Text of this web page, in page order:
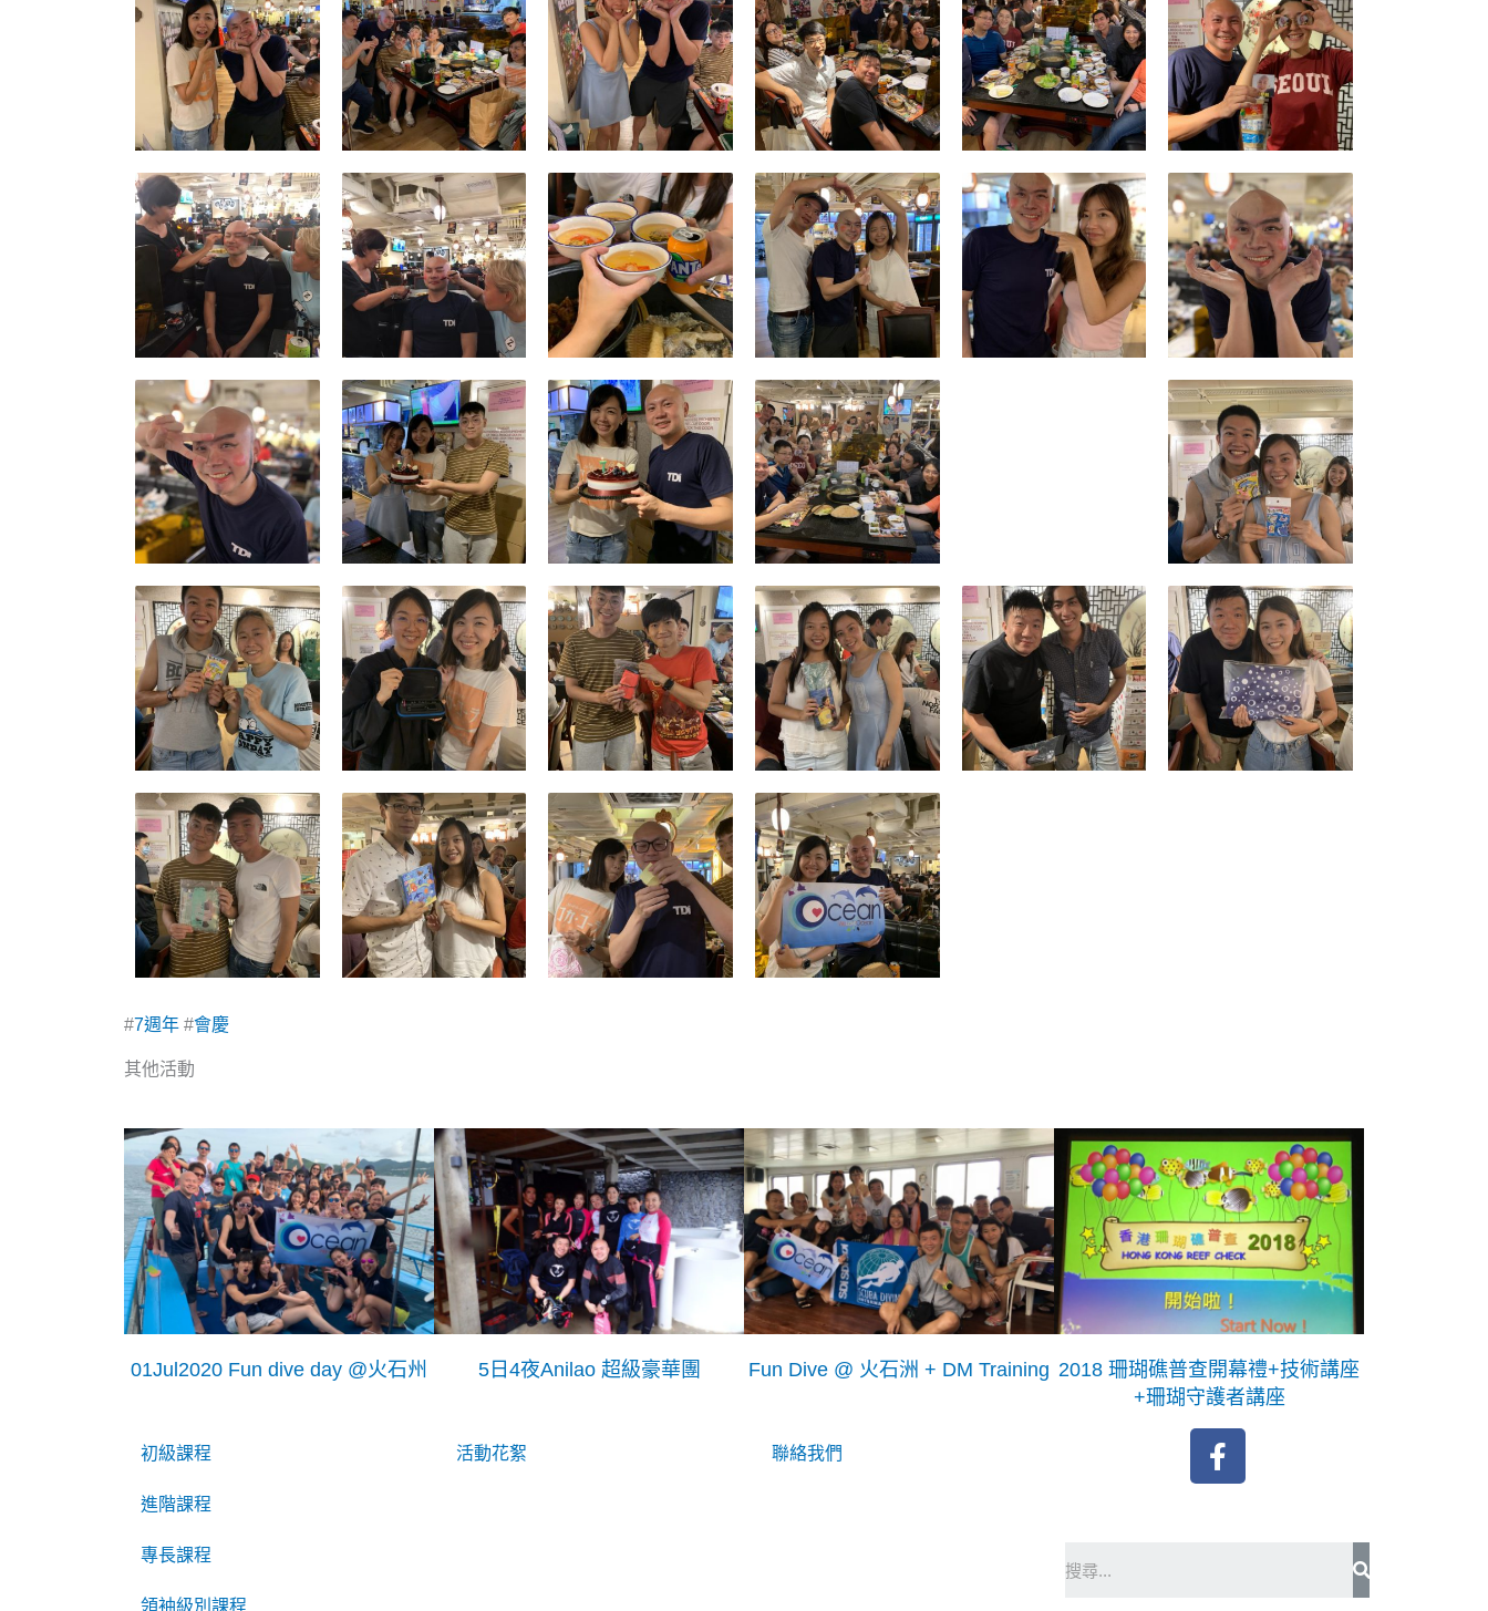
#7週年 #會慶
其他活動
01Jul2020 Fun dive day @火石州 5日4夜Anilao 超級豪華團 Fun Dive @ 火石洲 + DM Training 2018 珊瑚礁普查開幕禮+技術講座
+珊瑚守護者講座
初級課程
進階課程
專長課程
領袖級別課程
活動花絮 聯絡我們
F
a